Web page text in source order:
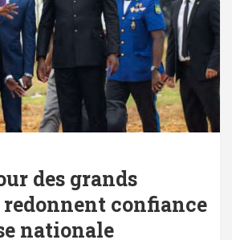
des grands
confiance
nationale